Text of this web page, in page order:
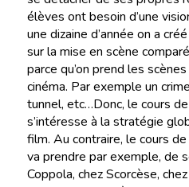
élèves ont besoin d’une
une dizaine d’année on a
sur la mise en scène
parce qu’on prend les
cinéma. Par exemple un
tunnel, etc…Donc, le cours
s’intéresse à la stratégie
film. Au contraire, le cours
va prendre par exemple, de
Coppola, chez Scorcèse,